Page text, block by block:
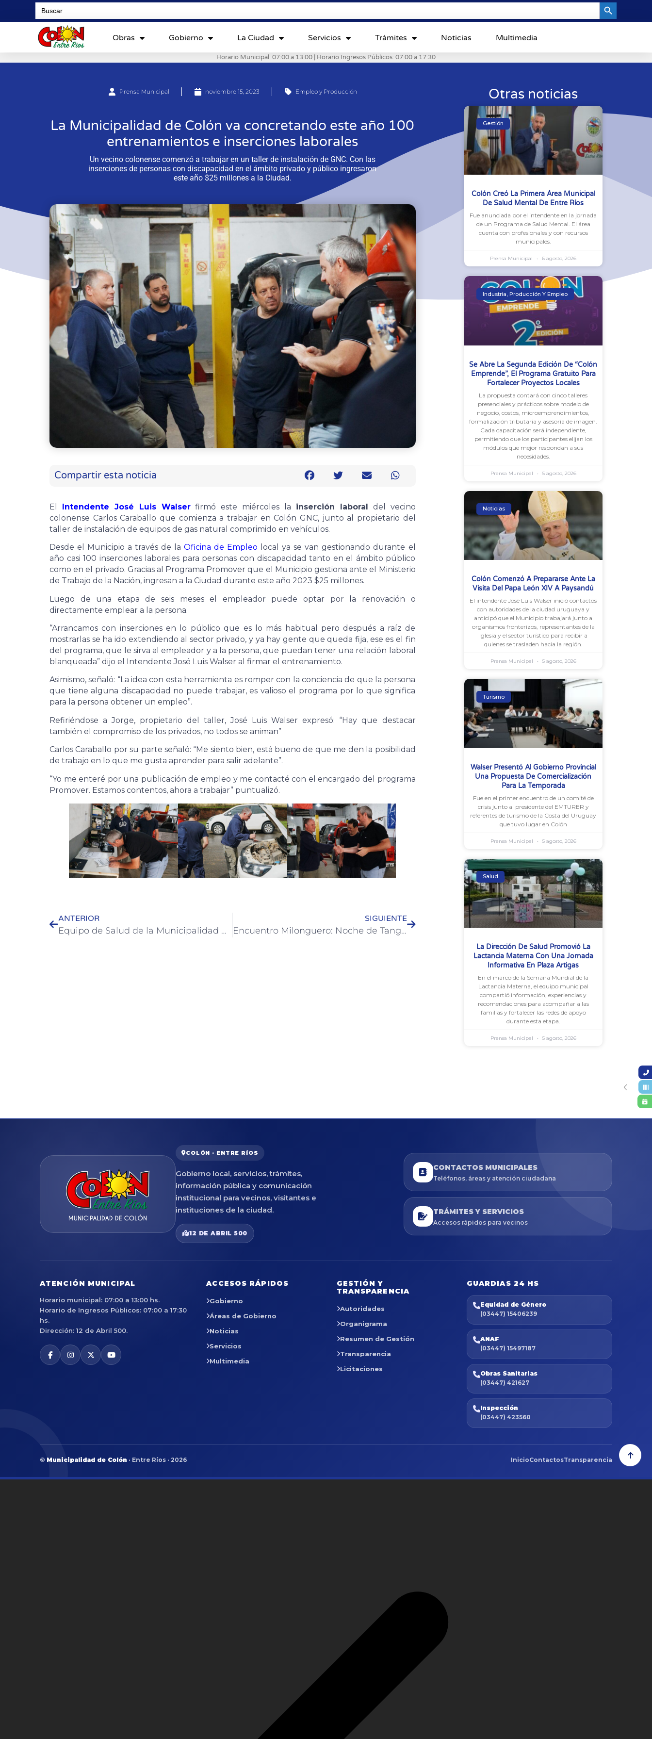
Search
for:
Obras Gobierno La Ciudad Servicios Trámites Noticias Multimedia
Horario Municipal: 07:00 a 13:00 | Horario Ingresos Públicos: 07:00 a 17:30
Prensa Municipal noviembre 15, 2023 Empleo y Producción
La Municipalidad de Colón va concretando este año 100
entrenamientos e inserciones laborales
Un vecino colonense comenzó a trabajar en un taller de instalación de GNC. Con las
inserciones de personas con discapacidad en el ámbito privado y público ingresaron
este año $25 millones a la Ciudad.
Compartir esta noticia
El Intendente José Luis Walserfirmó este miércoles la inserción laboral del vecino
colonense Carlos Caraballo que comienza a trabajar en Colón GNC, junto al propietario del
taller de instalación de equipos de gas natural comprimido en vehículos.
Desde el Municipio a través de laOficina de Empleo local ya se van gestionando durante el
año casi 100 inserciones laborales para personas con discapacidad tanto en el ámbito público
como en el privado. Gracias al Programa Promover que el Municipio gestiona ante el Ministerio
de Trabajo de la Nación, ingresan a la Ciudad durante este año 2023 $25 millones.
Luego de una etapa de seis meses el empleador puede optar por la renovación o
directamente emplear a la persona.
“Arrancamos con inserciones en lo público que es lo más habitual pero después a raíz de
mostrarlas se ha ido extendiendo al sector privado, y ya hay gente que queda fija, ese es el fin
del programa, que le sirva al empleador y a la persona, que puedan tener una relación laboral
blanqueada” dijo el Intendente José Luis Walser al firmar el entrenamiento.
Asimismo, señaló: “La idea con esta herramienta es romper con la conciencia de que la persona
que tiene alguna discapacidad no puede trabajar, es valioso el programa por lo que significa
para la persona obtener un empleo”.
Refiriéndose a Jorge, propietario del taller, José Luis Walser expresó: “Hay que destacar
también el compromiso de los privados, no todos se animan”
Carlos Caraballo por su parte señaló: “Me siento bien, está bueno de que me den la posibilidad
de trabajo en lo que me gusta aprender para salir adelante”.
“Yo me enteré por una publicación de empleo y me contacté con el encargado del programa
Promover. Estamos contentos, ahora a trabajar” puntualizó.
ANTERIOR
Equipo de Salud de la Municipalidad brindó taller en la Escuela Técnica 2
SIGUIENTE
Encuentro Milonguero: Noche de Tango con Mirta Godoy y Hugo Figueroa
Otras noticias
Gestión
Colón Creó La Primera Área Municipal
De Salud Mental De Entre Ríos
Fue anunciada por el intendente en la jornada
de un Programa de Salud Mental. El área
cuenta con profesionales y con recursos
municipales.
Prensa Municipal 6 agosto, 2026
Industria, Producción Y Empleo
Se Abre La Segunda Edición De “Colón
Emprende”, El Programa Gratuito Para
Fortalecer Proyectos Locales
La propuesta contará con cinco talleres
presenciales y prácticos sobre modelo de
negocio, costos, microemprendimientos,
formalización tributaria y asesoría de imagen.
Cada capacitación será independiente,
permitiendo que los participantes elijan los
módulos que mejor respondan a sus
necesidades.
Prensa Municipal 5 agosto, 2026
Noticias
Colón Comenzó A Prepararse Ante La
Visita Del Papa León XIV A Paysandú
El intendente José Luis Walser inició contactos
con autoridades de la ciudad uruguaya y
anticipó que el Municipio trabajará junto a
organismos fronterizos, representantes de la
Iglesia y el sector turístico para recibir a
quienes se trasladen hacia la región.
Prensa Municipal 5 agosto, 2026
Turismo
Walser Presentó Al Gobierno Provincial
Una Propuesta De Comercialización
Para La Temporada
Fue en el primer encuentro de un comité de
crisis junto al presidente del EMTURER y
referentes de turismo de la Costa del Uruguay
que tuvo lugar en Colón
Prensa Municipal 5 agosto, 2026
Salud
La Dirección De Salud Promovió La
Lactancia Materna Con Una Jornada
Informativa En Plaza Artigas
En el marco de la Semana Mundial de la
Lactancia Materna, el equipo municipal
compartió información, experiencias y
recomendaciones para acompañar a las
familias y fortalecer las redes de apoyo
durante esta etapa.
Prensa Municipal 5 agosto, 2026
COLÓN · ENTRE RÍOS
Gobierno local, servicios, trámites,
información pública y comunicación
institucional para vecinos, visitantes e
instituciones de la ciudad.
12 DE ABRIL 500
CONTACTOS MUNICIPALES
Teléfonos, áreas y atención ciudadana
TRÁMITES Y SERVICIOS
Accesos rápidos para vecinos
ATENCIÓN MUNICIPAL
Horario municipal: 07:00 a 13:00 hs.
Horario de Ingresos Públicos: 07:00 a 17:30
hs.
Dirección: 12 de Abril 500.
ACCESOS RÁPIDOS
Gobierno
Áreas de Gobierno
Noticias
Servicios
Multimedia
GESTIÓN Y
TRANSPARENCIA
Autoridades
Organigrama
Resumen de Gestión
Transparencia
Licitaciones
GUARDIAS 24 HS
Equidad de Género
(03447) 15406239
ANAF
(03447) 15497187
Obras Sanitarias
(03447) 421627
Inspección
(03447) 423560
© Municipalidad de Colón · Entre Ríos · 2026 InicioContactosTransparencia